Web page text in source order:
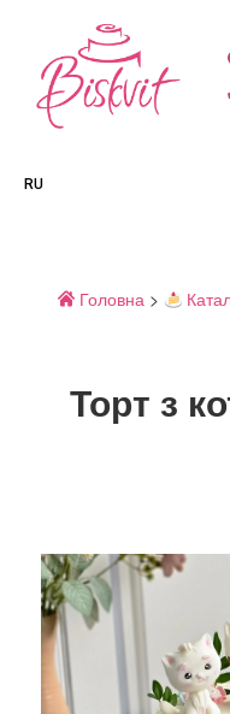
RU
Головна>
Торт з